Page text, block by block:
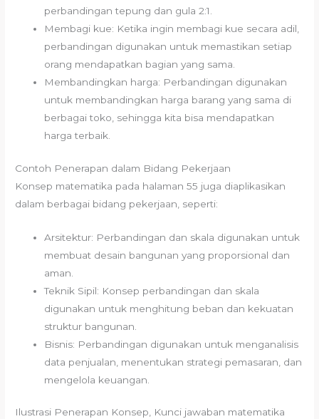
perbandingan tepung dan gula 2:1.
Membagi kue: Ketika ingin membagi kue secara adil,
perbandingan digunakan untuk memastikan setiap
orang mendapatkan bagian yang sama.
Membandingkan harga: Perbandingan digunakan
untuk membandingkan harga barang yang sama di
berbagai toko, sehingga kita bisa mendapatkan
harga terbaik.
Contoh Penerapan dalam Bidang Pekerjaan
Konsep matematika pada halaman 55 juga diaplikasikan
dalam berbagai bidang pekerjaan, seperti:
Arsitektur: Perbandingan dan skala digunakan untuk
membuat desain bangunan yang proporsional dan
aman.
Teknik Sipil: Konsep perbandingan dan skala
digunakan untuk menghitung beban dan kekuatan
struktur bangunan.
Bisnis: Perbandingan digunakan untuk menganalisis
data penjualan, menentukan strategi pemasaran, dan
mengelola keuangan.
Ilustrasi Penerapan Konsep, Kunci jawaban matematika